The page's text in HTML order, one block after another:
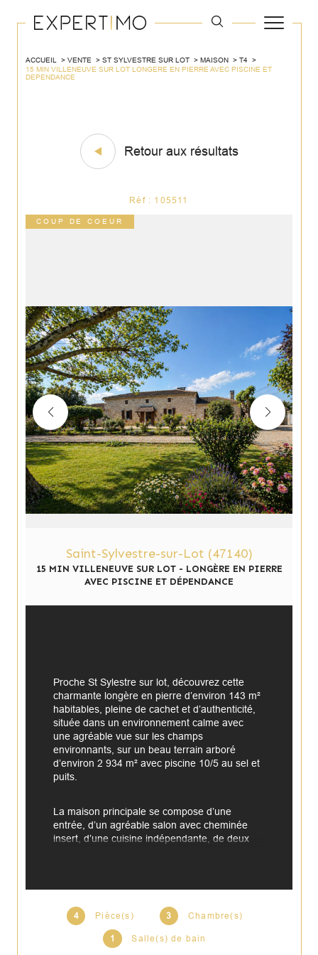
ACCUEIL VENTE ST SYLVESTRE SUR LOT MAISON
T4
15 MIN VILLENEUVE SUR LOT LONGERE EN PIERRE AVEC PISCINE ET
DEPENDANCE
Retour aux résultats
Réf : 105511
COUP DE COEUR
Saint-Sylvestre-sur-Lot (47140)
15 MIN VILLENEUVE SUR LOT - LONGÈRE EN PIERRE
AVEC PISCINE ET DÉPENDANCE
4 Pièce(s) 3 Chambre(s)
1 Salle(s) de bain
Proche St Sylestre sur lot, découvrez cette
charmante longère en pierre d’environ 143 m²
habitables, pleine de cachet et d’authenticité,
située dans un environnement calme avec
une agréable vue sur les champs
environnants, sur un beau terrain arboré
d’environ 2 934 m² avec piscine 10/5 au sel et
puits.
La maison principale se compose d’une
entrée, d’un agréable salon avec cheminée
insert, d’une cuisine indépendante, de deux
une chambre indépendante disposant de sa
propre salle d’eau et de toilettes, idéale pour
recevoir famille, amis ou envisager un projet